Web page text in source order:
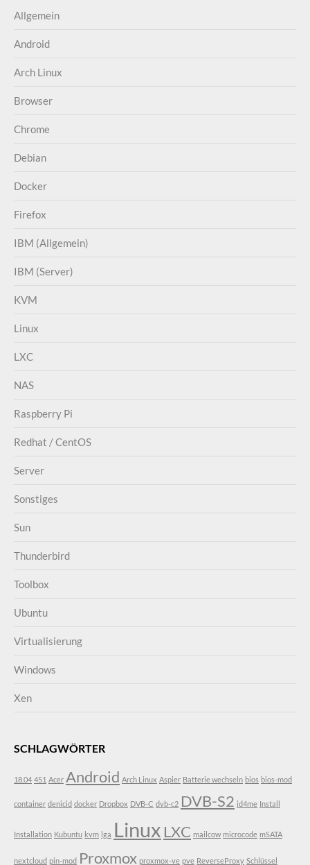
Allgemein
Android
Arch Linux
Browser
Chrome
Debian
Docker
Firefox
IBM (Allgemein)
IBM (Server)
KVM
Linux
LXC
NAS
Raspberry Pi
Redhat / CentOS
Server
Sonstiges
Sun
Thunderbird
Toolbox
Ubuntu
Virtualisierung
Windows
Xen
SCHLAGWÖRTER
18.04 451 Acer Android Arch Linux Aspier Batterie wechseln bios bios-mod
container denicid docker Dropbox DVB-C dvb-c2 DVB-S2 id4me Install
Installation Kubuntu kvm lga Linux LXC mailcow microcode mSATA
nextcloud pin-mod Proxmox proxmox-ve pve ReverseProxy Schlüssel